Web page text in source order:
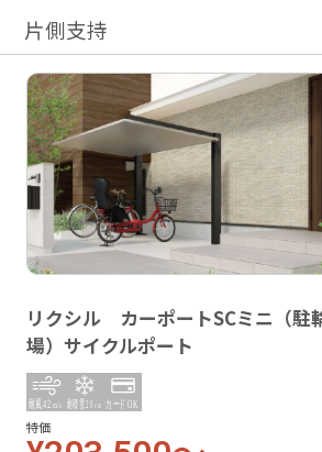
片側支持
リクシル カーポートSCミニ（駐
場）サイクルポート
特価